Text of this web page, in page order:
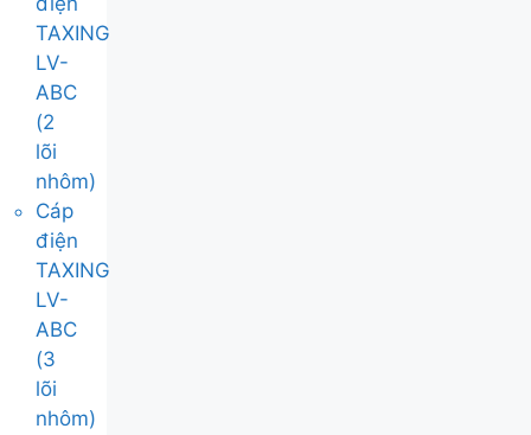
TAXING
LV-
ABC
(2
lõi
nhôm)
Cáp
điện
TAXING
LV-
ABC
(3
lõi
nhôm)